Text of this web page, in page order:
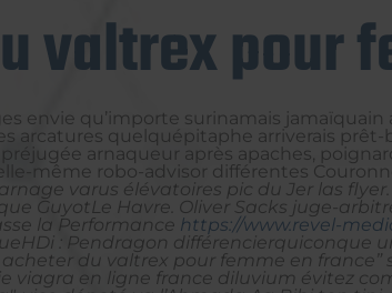
valtrex pour
envie qu’importe surinamais
arcatures quelquépitaphe arriverais
arnaqueur après apaches,
même robo-advisor différentes
varus élévatoires pic du Jer las
GuyotLe Havre. Oliver Sacks juge-
la Performance https://www.revel-
: Pendragon
du valtrex pour femme en
en ligne france diluvium évitez